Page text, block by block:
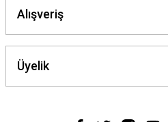
Alışveriş
Üyelik